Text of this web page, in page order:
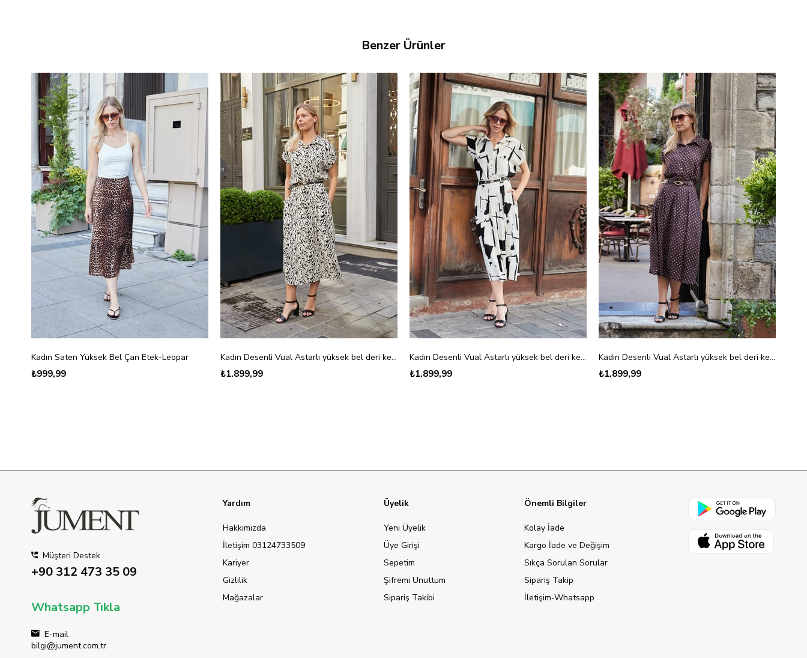
Benzer Ürünler
Kadın Saten Yüksek Bel Çan Etek-Leopar
₺999,99
Kadın Desenli Vual Astarlı yüksek bel deri kemerli Yan Cepli Pili Kaşeli Midi Boy Etek-Krem Şelale
₺1.899,99
Kadın Desenli Vual Astarlı yüksek bel deri kemerli Yan Cepli Pili Kaşeli Midi Boy Etek-Krem Desen
₺1.899,99
Kadın Desenli Vual Astarlı yüksek bel deri kemerli Yan Cepli Pili Kaşeli Midi Boy Etek-Kahve Puanlı
₺1.899,99
Müşteri Destek
+90 312 473 35 09
Whatsapp Tıkla
E-mail
bilgi@jument.com.tr
Yardım
Hakkımızda
İletişim 03124733509
Kariyer
Gizlilik
Mağazalar
Üyelik
Yeni Üyelik
Üye Girişi
Sepetim
Şifremi Unuttum
Sipariş Takibi
Önemli Bilgiler
Kolay İade
Kargo İade ve Değişim
Sıkça Sorulan Sorular
Sipariş Takip
İletişim-Whatsapp